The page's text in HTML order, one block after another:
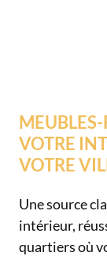
MEUBLES-
VOTRE
VOTRE
Une source
intérieur,
quartiers où